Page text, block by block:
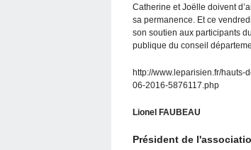
Catherine et Joëlle doivent
sa permanence. Et ce
son soutien aux participants
publique du conseil
http://www.leparisien.fr/
06-2016-5876117.php
Lionel FAUBEAU
Président de